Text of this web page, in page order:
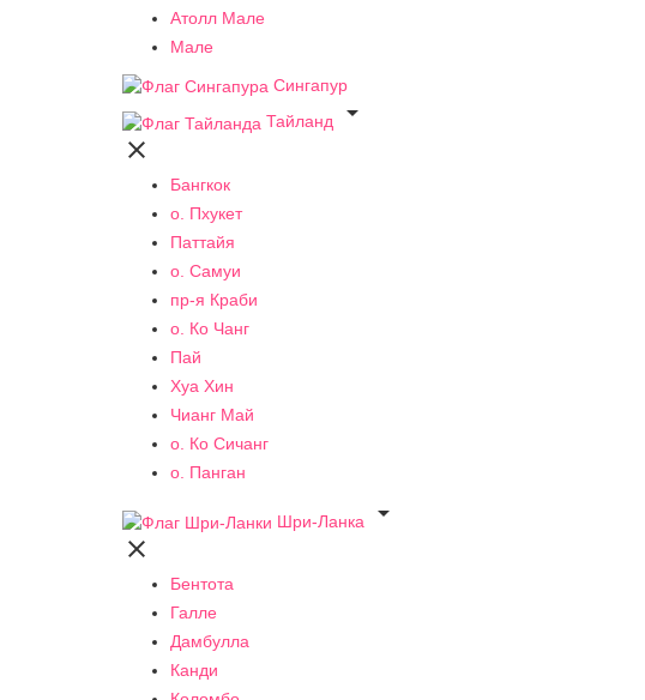
Атолл Мале
Мале
Сингапур
Тайланд


Бангкок
о. Пхукет
Паттайя
о. Самуи
пр-я Краби
о. Ко Чанг
Пай
Хуа Хин
Чианг Май
о. Ко Сичанг
о. Панган
Шри-Ланка


Бентота
Галле
Дамбулла
Канди